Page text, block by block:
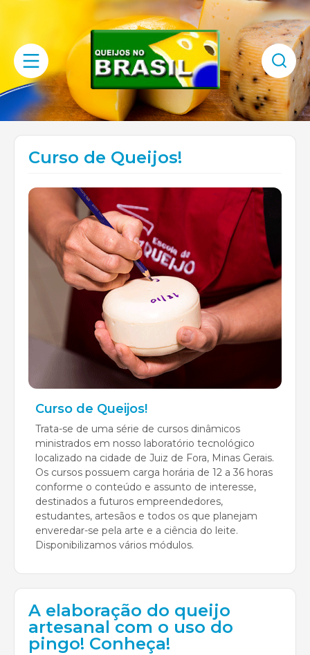
Curso de Queijos!
Curso de Queijos!
Trata-se de uma série de cursos dinâmicos
ministrados em nosso laboratório tecnológico
localizado na cidade de Juiz de Fora, Minas Gerais.
Os cursos possuem carga horária de 12 a 36 horas
conforme o conteúdo e assunto de interesse,
destinados a futuros empreendedores,
estudantes, artesãos e todos os que planejam
enveredar-se pela arte e a ciência do leite.
Disponibilizamos vários módulos.
A elaboração do queijo
artesanal com o uso do
pingo! Conheça!